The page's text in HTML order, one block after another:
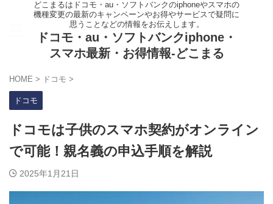
どこまるはドコモ・au・ソフトバンクのiphoneやスマホの
機種変更の最新のキャンペーンやお得やサービスで疑問に
思うことなどの情報をお伝えします。
ドコモ・au・ソフトバンクiphone・
スマホ最新・お得情報-どこまる
HOME > ドコモ >
ドコモ
ドコモは子供のスマホ契約がオンライン
で可能！親名義の申込手順を解説
2025年1月21日